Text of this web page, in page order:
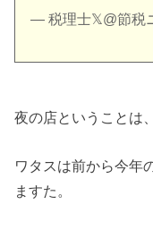
— 税理士𝕏@節税
夜の店ということは
ワタスは前から今年
ますた。